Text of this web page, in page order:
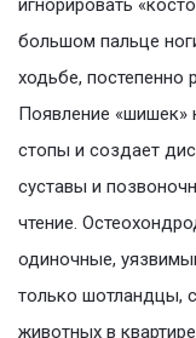
игнорировать
большом пальце
ходьбе, постепенно
Появление «шишек»
стопы и создает
суставы и
чтение.
одиночные,
только шотландцы,
животных в